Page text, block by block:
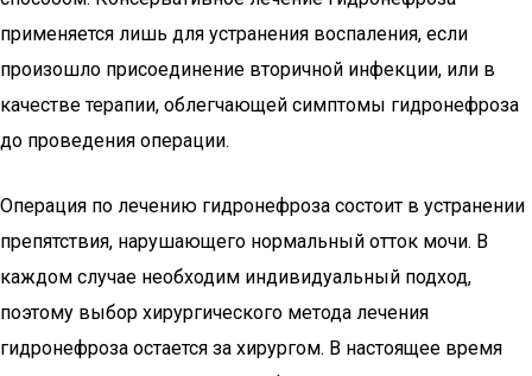
применяется лишь для устранения воспаления, если
произошло присоединение вторичной инфекции, или в
качестве терапии, облегчающей симптомы гидронефроза
до проведения операции.
Операция по лечению гидронефроза состоит в устранении
препятствия, нарушающего нормальный отток мочи. В
каждом случае необходим индивидуальный подход,
поэтому выбор хирургического метода лечения
гидронефроза остается за хирургом. В настоящее время